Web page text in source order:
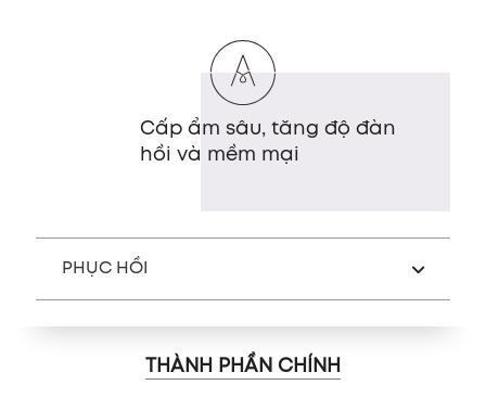
Cấp ẩm sâu, tăng độ đàn
hồi và mềm mại
PHỤC HỒI
THÀNH PHẦN CHÍNH